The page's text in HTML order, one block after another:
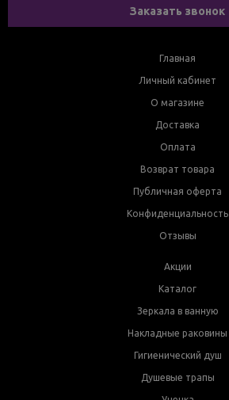
Заказать звонок
Главная
Личный кабинет
О магазине
Доставка
Оплата
Возврат товара
Публичная оферта
Конфиденциальность
Отзывы
Акции
Каталог
Зеркала в ванную
Накладные раковины
Гигиенический душ
Душевые трапы